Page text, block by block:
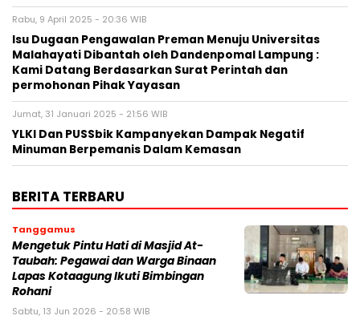
Rabu, 9 April 2025 - 20:36 WIB
Isu Dugaan Pengawalan Preman Menuju Universitas
Malahayati Dibantah oleh Dandenpomal Lampung :
Kami Datang Berdasarkan Surat Perintah dan
permohonan Pihak Yayasan
Jumat, 31 Januari 2025 - 21:56 WIB
YLKI Dan PUSSbik Kampanyekan Dampak Negatif
Minuman Berpemanis Dalam Kemasan
BERITA TERBARU
Tanggamus
Mengetuk Pintu Hati di Masjid At-
Taubah: Pegawai dan Warga Binaan
Lapas Kotaagung Ikuti Bimbingan
Rohani
Sabtu, 13 Jun 2026 - 20:58 WIB